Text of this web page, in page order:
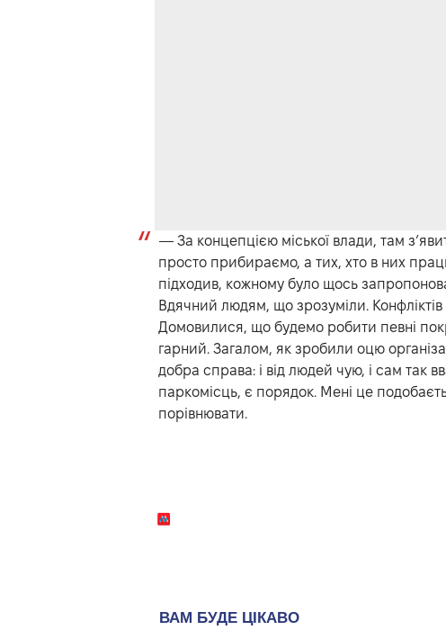
— За концепцією міської влади, там
просто прибираємо, а тих, хто в них
підходив, кожному було щось
Вдячний людям, що зрозуміли.
Домовилися, що будемо робити певні
гарний. Загалом, як зробили оцю
добра справа: і від людей чую, і сам так
паркомісць, є порядок. Мені це
порівнювати.